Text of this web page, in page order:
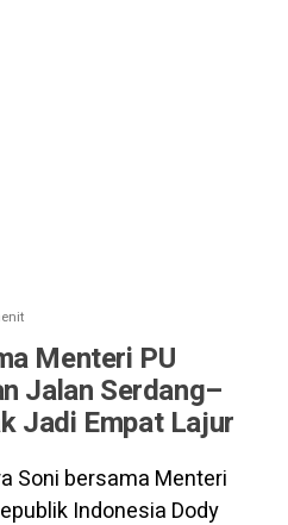
Menteri PU
Jalan Serdang–
Jadi Empat Lajur